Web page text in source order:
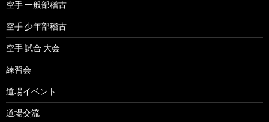
空手 一般部稽古
空手 少年部稽古
空手 試合 大会
練習会
道場イベント
道場交流